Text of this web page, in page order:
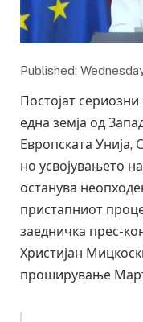
Published:
Постојат
една земја од
Европската Унија,
но усвојувањето
останува
пристапниот
заедничка прес-
Христијан
проширување